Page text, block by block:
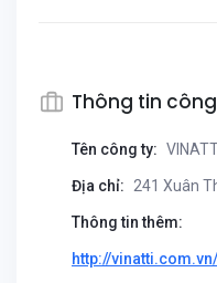
Thông tin
Tên công ty:
Địa chỉ: 241 Xuân
Thông tin thêm:
http://